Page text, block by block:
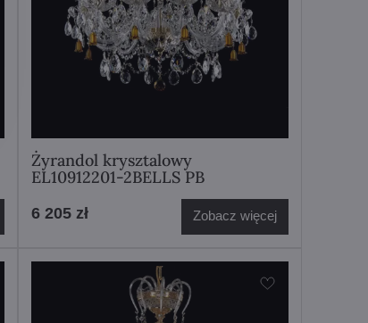
Żyrandol krysztalowy
EL10912201-2BELLS PB
6 205 zł Zobacz więcej